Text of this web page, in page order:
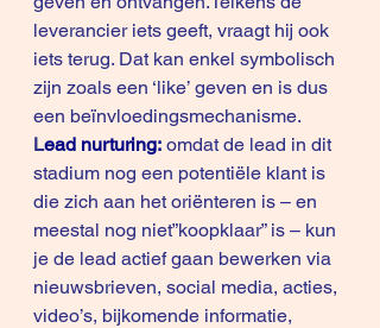
leverancier iets geeft, vraagt hij ook
iets terug. Dat kan enkel symbolisch
zijn zoals een ‘like’ geven en is dus
een beïnvloedingsmechanisme.
Lead nurturing: omdat de lead in dit
stadium nog een potentiële klant is
die zich aan het oriënteren is – en
meestal nog niet”koopklaar” is – kun
je de lead actief gaan bewerken via
nieuwsbrieven, social media, acties,
video’s, bijkomende informatie,